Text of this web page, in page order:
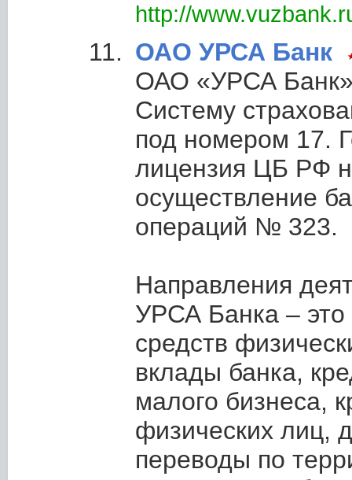
http://
ОАО УРСА Банк
ОАО «УРСА Банк»
Систему
под номером 17.
лицензия ЦБ РФ
осуществление
операций № 323.
Направления
УРСА Банка – это
средств
вклады банка,
малого бизнеса,
физических лиц,
переводы по